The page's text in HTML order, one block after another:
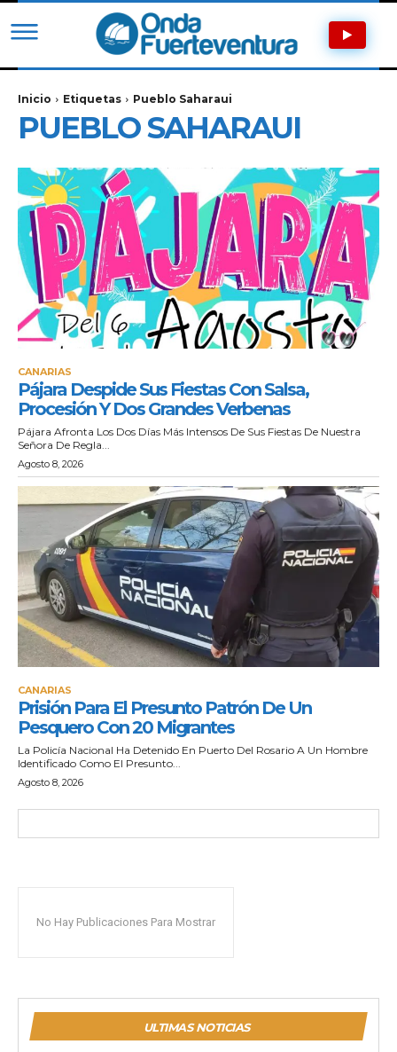
Inicio Etiquetas Pueblo Saharaui
PUEBLO SAHARAUI
CANARIAS
Pájara Despide Sus Fiestas Con Salsa,
Procesión Y Dos Grandes Verbenas
Pájara Afronta Los Dos Días Más Intensos De Sus Fiestas De Nuestra
Señora De Regla...
Agosto 8, 2026
CANARIAS
Prisión Para El Presunto Patrón De Un
Pesquero Con 20 Migrantes
La Policía Nacional Ha Detenido En Puerto Del Rosario A Un Hombre
Identificado Como El Presunto...
Agosto 8, 2026
No Hay Publicaciones Para Mostrar
ULTIMAS NOTICIAS